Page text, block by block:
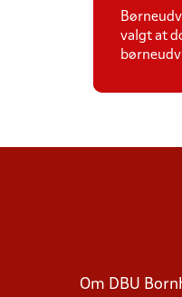
valgt at
Om DBU